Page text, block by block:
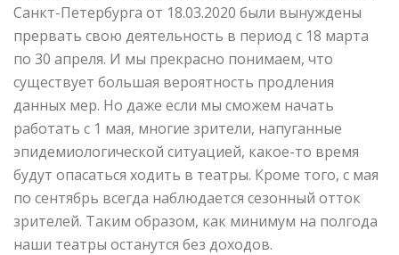
Санкт-Петербурга от 18.03.2020 были вынуждены
прервать свою деятельность в период с 18 марта
по 30 апреля. И мы прекрасно понимаем, что
существует большая вероятность продления
данных мер. Но даже если мы сможем начать
работать с 1 мая, многие зрители, напуганные
эпидемиологической ситуацией, какое-то время
будут опасаться ходить в театры. Кроме того, с мая
по сентябрь всегда наблюдается сезонный отток
зрителей. Таким образом, как минимум на полгода
наши театры останутся без доходов.